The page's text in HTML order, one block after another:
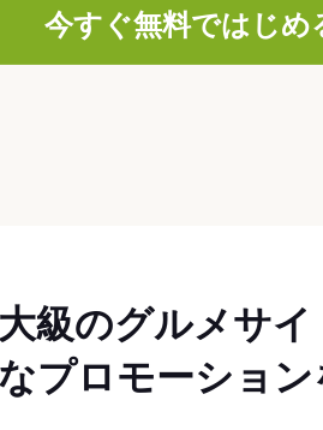
今すぐ無料ではじめ
級のグルメサ
プロモーション